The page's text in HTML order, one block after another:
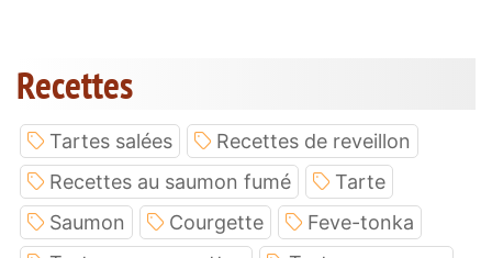
Recettes
Tartes salées
Recettes de reveillon
Recettes au saumon fumé
Tarte
Saumon
Courgette
Feve-tonka